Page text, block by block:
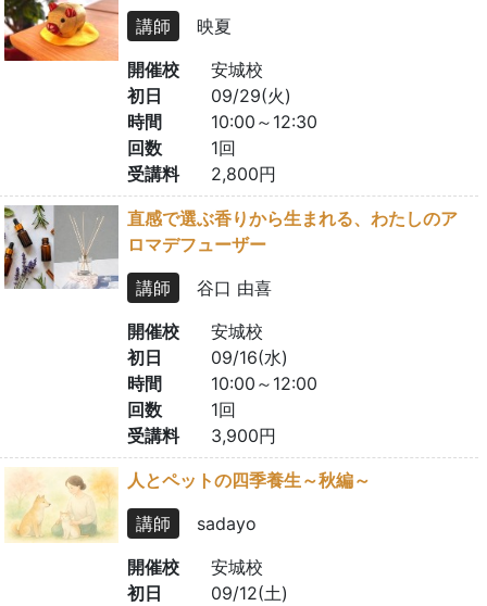
講師
映夏
開催校
安城校
初日
09/29(火)
時間
10:00～12:30
回数
1回
受講料
2,800円
直感で選ぶ香りから生まれる、わたしのア
ロマデフューザー
講師
谷口 由喜
開催校
安城校
初日
09/16(水)
時間
10:00～12:00
回数
1回
受講料
3,900円
人とペットの四季養生～秋編～
講師
sadayo
開催校
安城校
初日
09/12(土)